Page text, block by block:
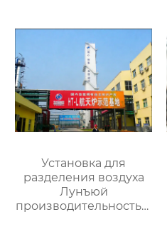
Установка для
разделения воздуха
Лунъюй
производительностью